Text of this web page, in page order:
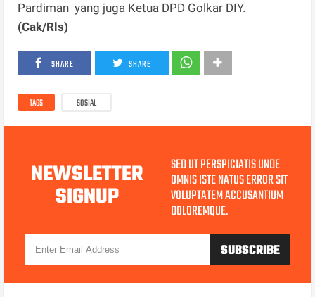
Pardiman yang juga Ketua DPD Golkar DIY.
(Cak/Rls)
SHARE SHARE
TAGS SOSIAL
NEWSLETTER
SIGNUP
SED UT PERSPICIATIS UNDE
OMNIS ISTE NATUS ERROR SIT
VOLUPTATEM ACCUSANTIUM
DOLOREMQUE.